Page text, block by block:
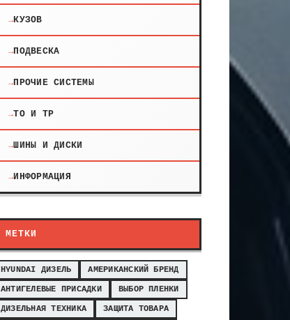
КУЗОВ
ПОДВЕСКА
ПРОЧИЕ СИСТЕМЫ
ТО И ТР
ШИНЫ И ДИСКИ
ИНФОРМАЦИЯ
МЕТКИ
HYUNDAI ДИЗЕЛЬ
АМЕРИКАНСКИЙ БРЕНД
АНТИГЕЛЕВЫЕ ПРИСАДКИ
ВЫБОР ПЛЕНКИ
ДИЗЕЛЬНАЯ ТЕХНИКА
ЗАЩИТА ТОВАРА